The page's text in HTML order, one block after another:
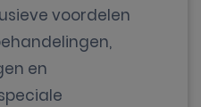
voordelen
en